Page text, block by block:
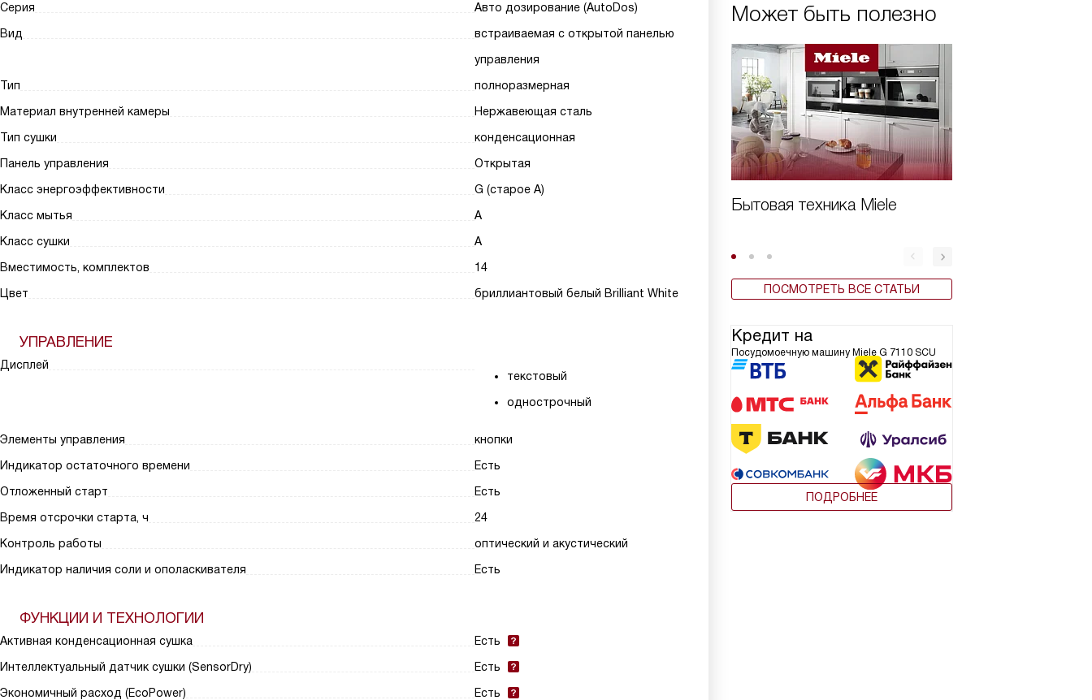
Может быть полезно
Бытовая техника Miele
ПОСМОТРЕТЬ ВСЕ СТАТЬИ
Кредит на
Посудомоечную машину Miele G 7110 SCU
ПОДРОБНЕЕ
Серия
Авто дозирование (AutoDos)
Вид
встраиваемая с открытой панелью
управления
Тип
полноразмерная
Материал внутренней камеры
Нержавеющая сталь
Тип сушки
конденсационная
Панель управления
Открытая
Класс энергоэффективности
G (старое A)
Класс мытья
A
Класс сушки
A
Вместимость, комплектов
14
Цвет
бриллиантовый белый Brilliant White
УПРАВЛЕНИЕ
Дисплей
текстовый
однострочный
Элементы управления
кнопки
Индикатор остаточного времени
Есть
Отложенный старт
Есть
Время отсрочки старта, ч
24
Контроль работы
оптический и акустический
Индикатор наличия соли и ополаскивателя
Есть
ФУНКЦИИ И ТЕХНОЛОГИИ
Активная конденсационная сушка
Есть
Интеллектуальный датчик сушки (SensorDry)
Есть
Экономичный расход (EcoPower)
Есть